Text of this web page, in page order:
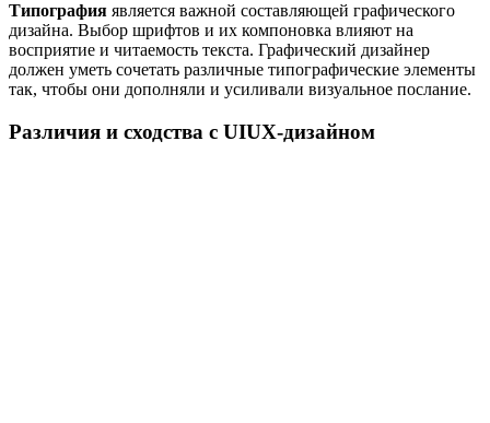
Типография является важной составляющей графического
дизайна. Выбор шрифтов и их компоновка влияют на
восприятие и читаемость текста. Графический дизайнер
должен уметь сочетать различные типографические элементы
так, чтобы они дополняли и усиливали визуальное послание.
Различия и сходства с UIUX-дизайном